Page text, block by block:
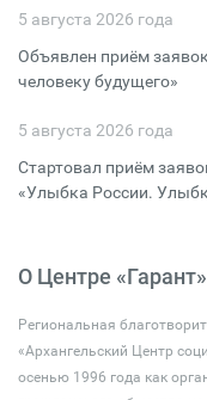
5 августа 2026 года
Объявлен приём
человеку будущего»
5 августа 2026 года
Стартовал приём
«Улыбка России.
О Центре «Гарант»
Региональная
«Архангельский Центр
осенью 1996 года как